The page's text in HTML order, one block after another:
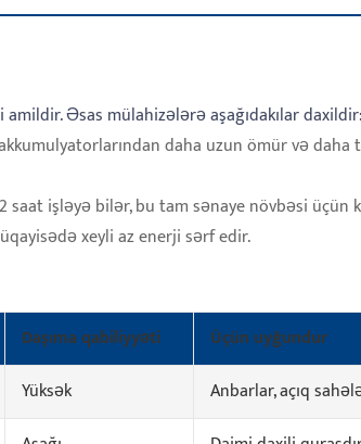
Əsas mülahizələrə aşağıdakılar daxildir:
daha uzun ömür və daha
işləyə bilər, bu tam sənaye növbəsi üçün
xeyli az enerji sərf edir.
Daşıma qabiliyyəti Üçün uyğundur
Yüksək Anbarlar, açıq